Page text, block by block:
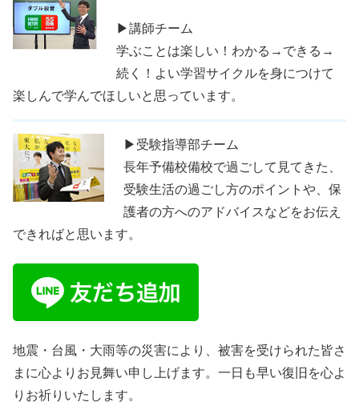
▶講師チーム
学ぶことは楽しい！わかる→できる→
続く！よい学習サイクルを身につけて
楽しんで学んでほしいと思っています。
▶受験指導部チーム
長年予備校備校で過ごして見てきた、
受験生活の過ごし方のポイントや、保
護者の方へのアドバイスなどをお伝え
できればと思います。
地震・台風・大雨等の災害により、被害を受けられた皆さ
まに心よりお見舞い申し上げます。一日も早い復旧を心よ
りお祈りいたします。